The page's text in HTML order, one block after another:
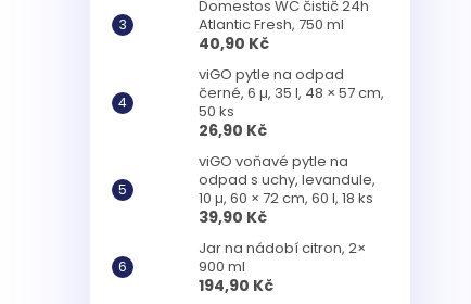
Domestos WC čistič 24h
Atlantic Fresh, 750 ml
40,90 Kč
viGO pytle na odpad
černé, 6 µ, 35 l, 48 × 57 cm,
50 ks
26,90 Kč
viGO voňavé pytle na
odpad s uchy, levandule,
10 µ, 60 × 72 cm, 60 l, 18 ks
39,90 Kč
Jar na nádobí citron, 2×
900 ml
194,90 Kč